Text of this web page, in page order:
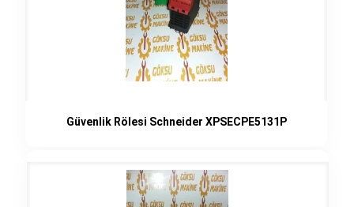
Güvenlik Rölesi Schneider XPSECPE5131P